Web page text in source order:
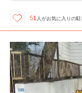
51 人がお気に入りの駐